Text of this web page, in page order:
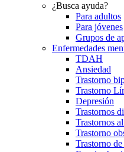
¿Busca ayuda?
Para adultos
Para jóvenes
Grupos de
Enfermedades
TDAH
Ansiedad
Trastorno
Trastorno
Depresión
Trastornos
Trastornos
Trastorno
Trastorno